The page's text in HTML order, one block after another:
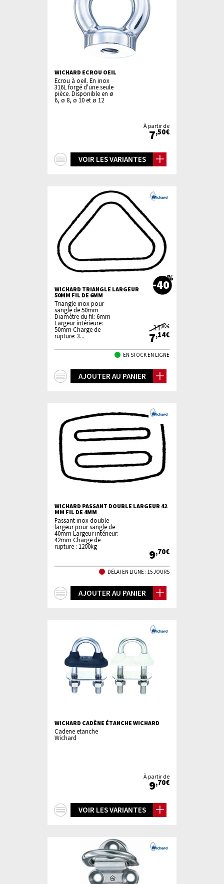
WICHARD ECROU OEIL
Ecrou à oeil. En inox
316L forgé d'une seule
pièce. Disponible en ø
6, ø 8, ø 10 et ø 12
À partir de
7,50€
VOIR LES VARIANTES
WICHARD TRIANGLE LARGEUR
50MM FIL DE 6MM
-40
Triangle inox pour
sangle de 50mm
Diamètre du fil: 6mm
Largeur intérieure:
50mm Charge de
rupture: 3...
11,90€
7,14€
EN STOCK EN LIGNE
AJOUTER AU PANIER
WICHARD PASSANT DOUBLE LARGEUR 42
MM FIL DE 4MM
Passant inox double
largeur pour sangle de
40mm Largeur intérieur:
42mm Charge de
rupture : 1200kg
9,70€
DÉLAI EN LIGNE : 15 JOURS
AJOUTER AU PANIER
WICHARD CADÈNE ÉTANCHE WICHARD
Cadene etanche
Wichard
À partir de
9,70€
VOIR LES VARIANTES